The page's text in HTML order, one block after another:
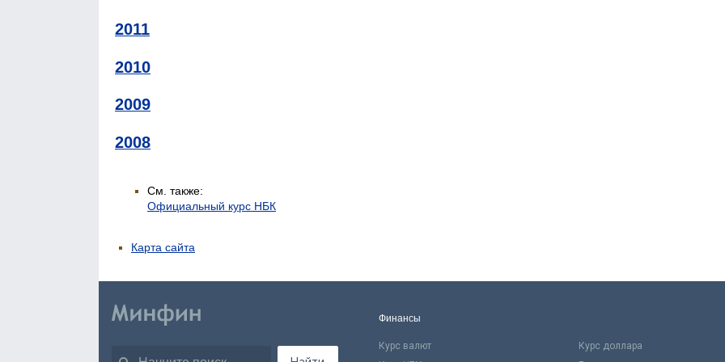
2011
2010
2009
2008
См. также:
Официальный курс НБК
Карта сайта
Финансы
Курс валют Курс доллара